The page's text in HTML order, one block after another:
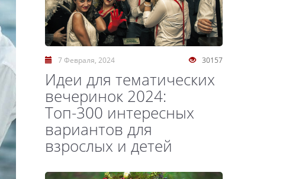
30157
7 Февраля, 2024
Идеи для тематических
вечеринок 2024:
Топ-300 интересных
вариантов для
взрослых и детей